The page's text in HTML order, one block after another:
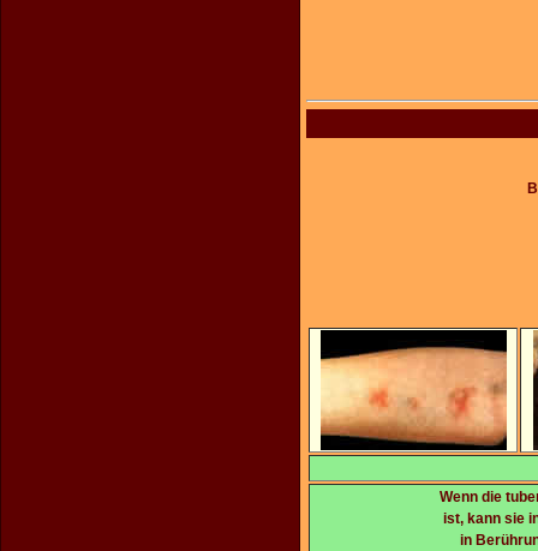
Wenn die
ist, kann sie
in